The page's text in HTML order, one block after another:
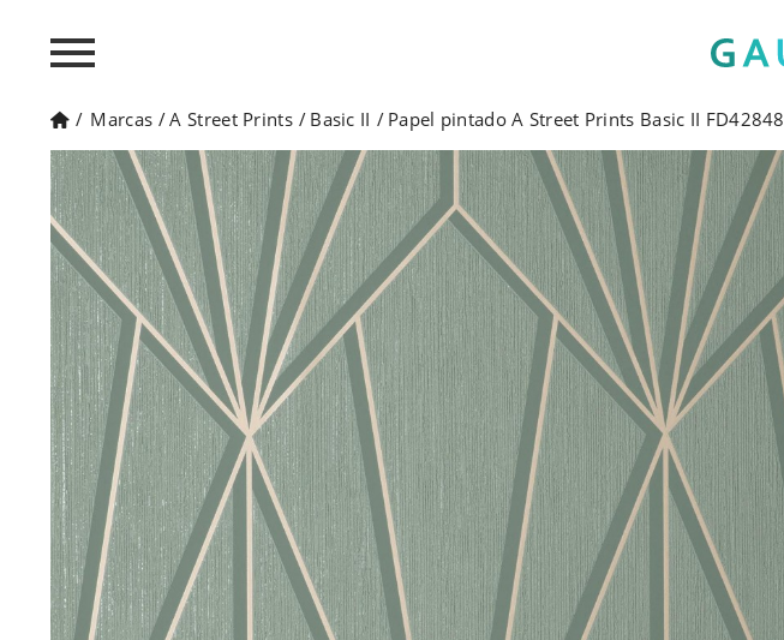
/ Marcas /A Street Prints / Basic II / Papel pintado A Street Prints Basic II FD42848